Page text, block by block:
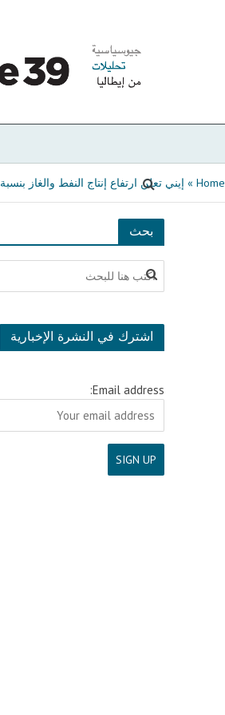
Home
» إيني تعلن ارتفاع إنتاج النفط والغاز بنسبة 9 % في الربع الأول
بحث
اشترك في النشرة الإخبارية
Email address: